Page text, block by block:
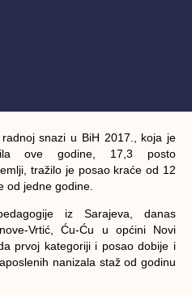
snazi u BiH 2017., koja je
ove godine, 17,3 posto
tražilo je posao kraće od 12
od jedne godine.
iz Sarajeva, danas
Vrtić, Ću-Ću u općini Novi
prvoj kategoriji i posao dobije i
nanizala staž od godinu